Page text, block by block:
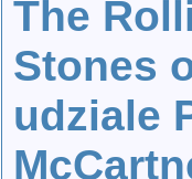
The
Stones
udziale